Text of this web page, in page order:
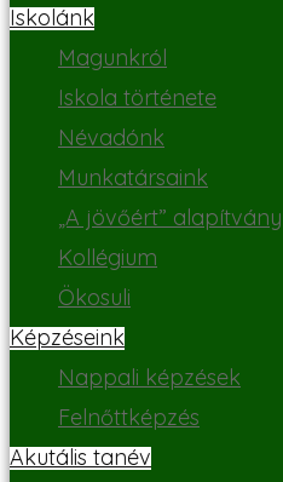
Iskolánk
Magunkról
Iskola története
Névadónk
Munkatársaink
„A jövőért” alapítvány
Kollégium
Ökosuli
Képzéseink
Nappali képzések
Felnőttképzés
Akutális tanév